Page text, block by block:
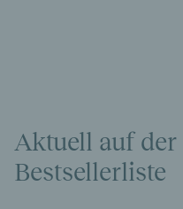
Aktuell auf der
Bestsellerliste